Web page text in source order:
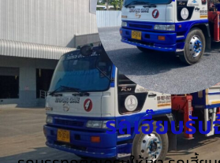
รถเฮี๊ยบรับ